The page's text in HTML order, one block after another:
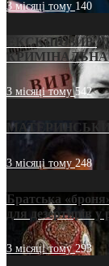
3 місяці тому 140
ЕКСКЛЮЗИВ
3 місяці тому542
3 місяці тому248
Братська
для дезертирів у
3 місяці тому293